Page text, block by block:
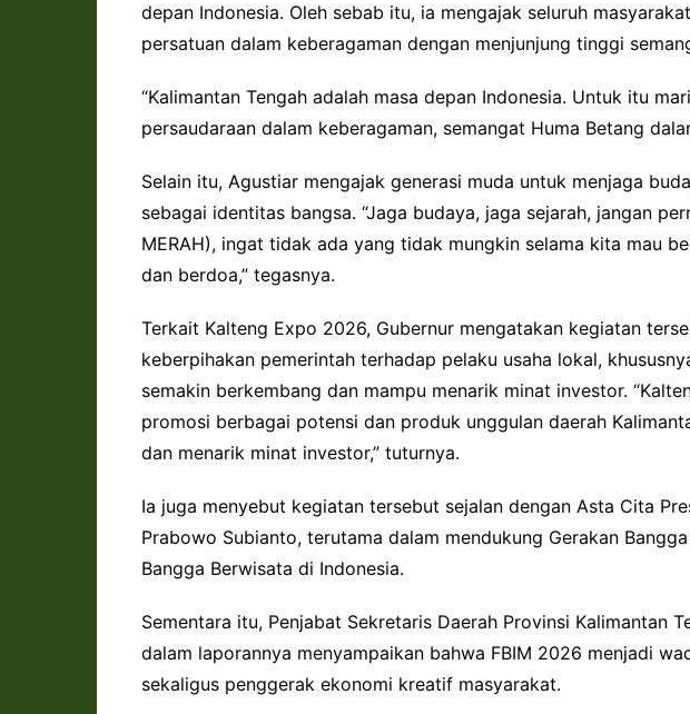
depan Indonesia. Oleh sebab itu, ia mengajak seluruh
persatuan dalam keberagaman dengan menjunjung tinggi
“Kalimantan Tengah adalah masa depan Indonesia. Untuk itu
persaudaraan dalam keberagaman, semangat Huma Betang
Selain itu, Agustiar mengajak generasi muda untuk menjaga
sebagai identitas bangsa. “Jaga budaya, jaga sejarah, jangan
MERAH), ingat tidak ada yang tidak mungkin selama kita mau
dan berdoa,” tegasnya.
Terkait Kalteng Expo 2026, Gubernur mengatakan kegiatan
keberpihakan pemerintah terhadap pelaku usaha lokal,
semakin berkembang dan mampu menarik minat investor.
promosi berbagai potensi dan produk unggulan daerah
dan menarik minat investor,” tuturnya.
Ia juga menyebut kegiatan tersebut sejalan dengan Asta Cita
Prabowo Subianto, terutama dalam mendukung Gerakan
Bangga Berwisata di Indonesia.
Sementara itu, Penjabat Sekretaris Daerah Provinsi Kalimantan
dalam laporannya menyampaikan bahwa FBIM 2026 menjadi
sekaligus penggerak ekonomi kreatif masyarakat.